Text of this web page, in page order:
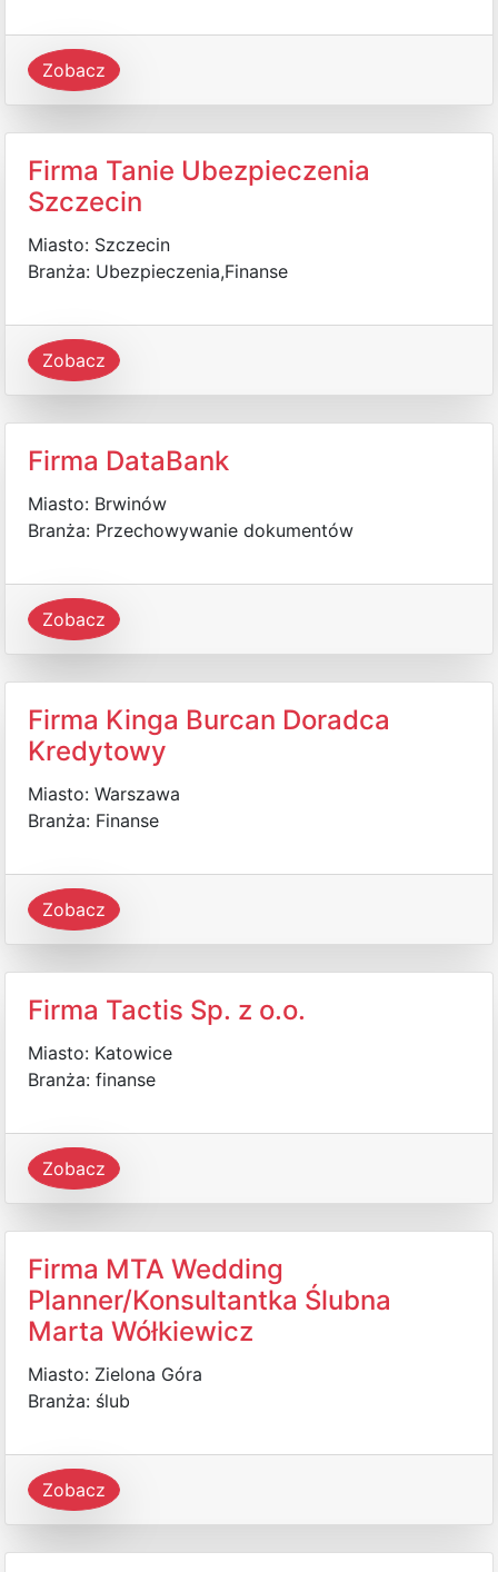
Zobacz
Firma Tanie Ubezpieczenia
Szczecin
Miasto: Szczecin
Branża: Ubezpieczenia,Finanse
Zobacz
Firma DataBank
Miasto: Brwinów
Branża: Przechowywanie dokumentów
Zobacz
Firma Kinga Burcan Doradca
Kredytowy
Miasto: Warszawa
Branża: Finanse
Zobacz
Firma Tactis Sp. z o.o.
Miasto: Katowice
Branża: finanse
Zobacz
Firma MTA Wedding
Planner/Konsultantka Ślubna
Marta Wółkiewicz
Miasto: Zielona Góra
Branża: ślub
Zobacz